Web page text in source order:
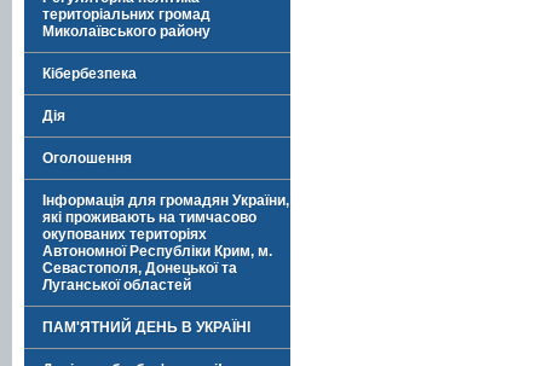
територіальних громад
Миколаївського району
Кібербезпека
Дія
Оголошення
Інформація для громадян України,
які проживають на тимчасово
окупованих територіях
Автономної Республіки Крим, м.
Севастополя, Донецької та
Луганської областей
ПАМ'ЯТНИЙ ДЕНЬ В УКРАЇНІ